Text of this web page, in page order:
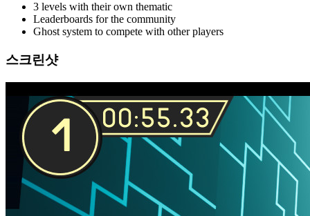
3 levels with their own thematic
Leaderboards for the community
Ghost system to compete with other players
스크린샷